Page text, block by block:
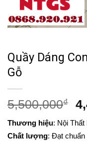
Quầy Dáng
Gỗ
5,500,000₫
Thương hiệu: Nội
Chất lượng: Đạt chuẩn